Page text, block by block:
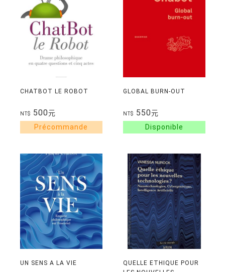
CHATBOT LE ROBOT
NT$ 500元
GLOBAL BURN-OUT
NT$ 550元
UN SENS A LA VIE
QUELLE ETHIQUE POUR